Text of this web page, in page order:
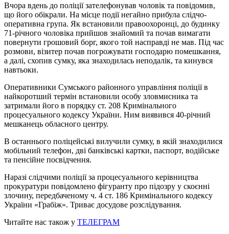
Вчора вдень до поліції зателефонував чоловік та повідомив,
що його обікрали. На місце події негайно прибула слідчо-
оперативна група. Як встановили правоохоронці, до будинку
71-річного чоловіка прийшов знайомий та почав вимагати
повернути грошовий борг, якого той насправді не мав. Під час
розмови, візитер почав погрожувати господарю помешкання,
а далі, схопив сумку, яка знаходилась неподалік, та кинувся
навтьоки.
Оперативники Сумського районного управління поліції в
найкоротший термін встановили особу зловмисника та
затримали його в порядку ст. 208 Кримінального
процесуального кодексу України. Ним виявився 40-річний
мешканець обласного центру.
В останнього поліцейські вилучили сумку, в якій знаходилися
мобільний телефон, дві банківські картки, паспорт, водійське
та пенсійне посвідчення.
Наразі слідчими поліції за процесуального керівництва
прокуратури повідомлено фігуранту про підозру у скоєнні
злочину, передбаченому ч. 4 ст. 186 Кримінального кодексу
України «Грабіж». Триває досудове розслідування.
Читайте нас також у ТЕЛЕГРАМ